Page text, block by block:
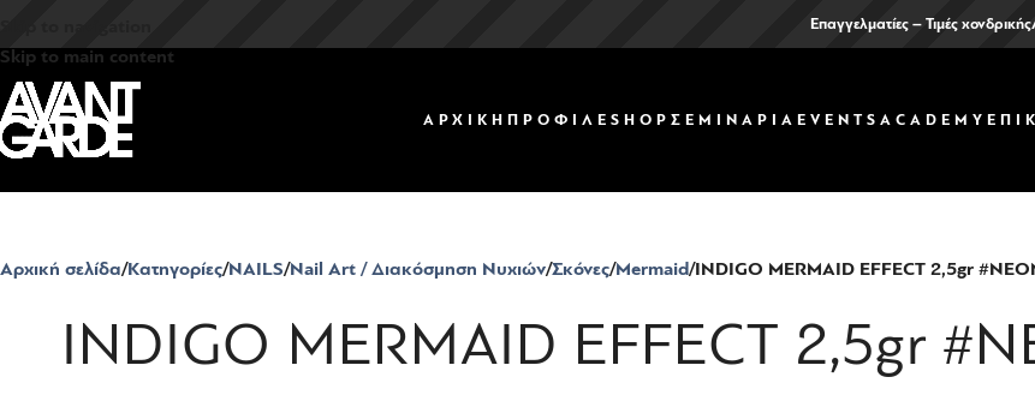
Skip to main content
Επαγγελματίες – Τιμές χονδρικής
ΑΡΧΙΚΗ ΠΡΟΦΙΛ ΕSHOP ΣΕΜΙΝΑΡΙΑ EVENTS ACADEMY
Αρχική σελίδα Κατηγορίες NAILS Nail Art / Διακόσμηση Νυχιών Σκόνες Mermaid INDIGO MERMAID EFFECT 2,5gr
INDIGO MERMAID EFFECT 2,5gr